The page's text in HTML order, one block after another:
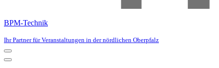
BPM-Technik
Ihr Partner für Veranstaltungen in der nördlichen Oberpfalz